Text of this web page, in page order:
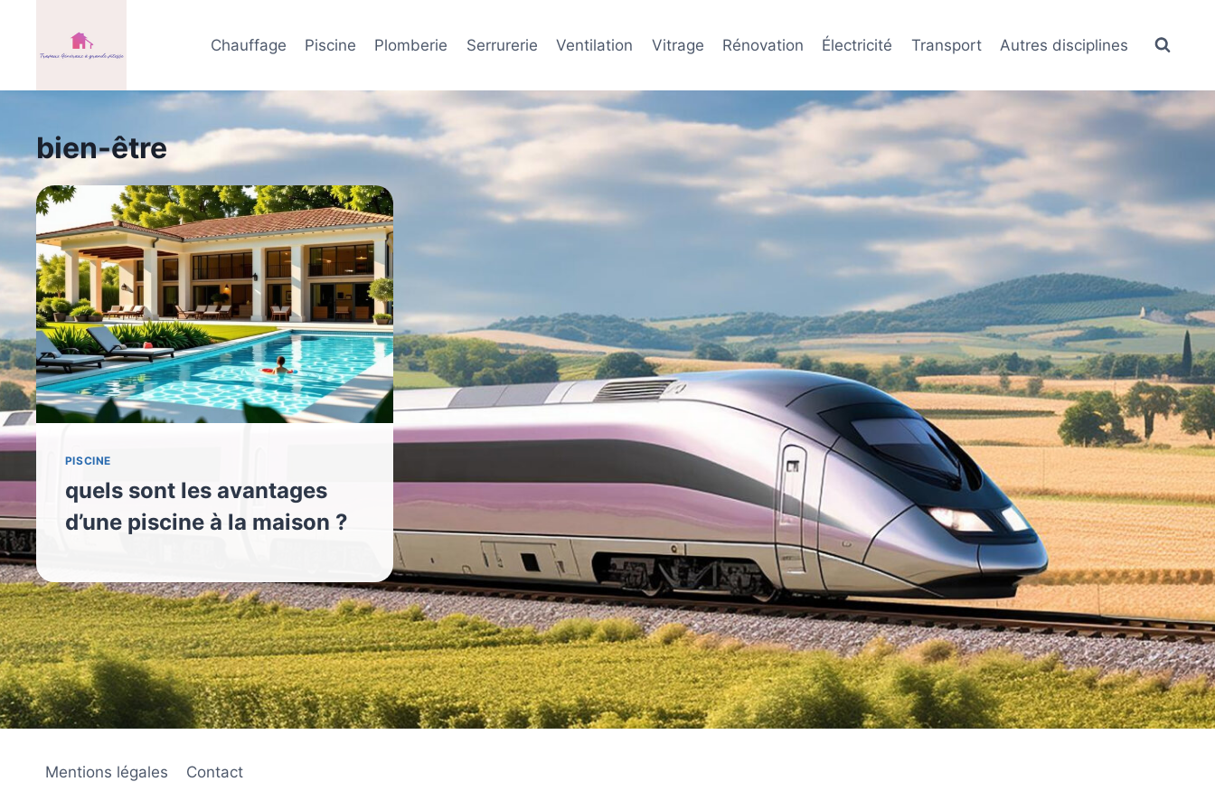
contenu
Chauffage Piscine Plomberie Serrurerie Ventilation Vitrage Rénovation Électricité Transport Autres disciplines
bien-être
PISCINE
quels sont les avantages
d’une piscine à la maison ?
Mentions légales Contact